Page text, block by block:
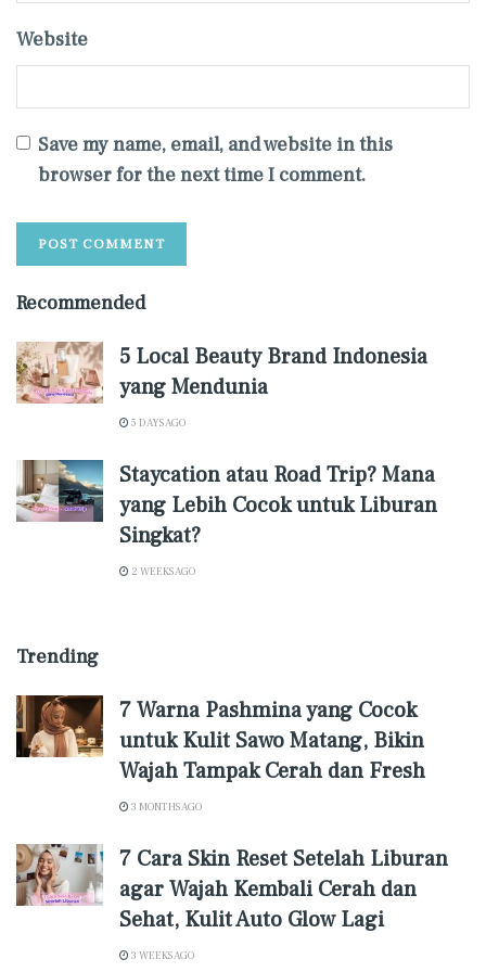
Website
Save my name, email, and website in this
browser for the next time I comment.
Recommended
5 Local Beauty Brand Indonesia
yang Mendunia
5 DAYS AGO
Staycation atau Road Trip? Mana
yang Lebih Cocok untuk Liburan
Singkat?
2 WEEKS AGO
Trending
7 Warna Pashmina yang Cocok
untuk Kulit Sawo Matang, Bikin
Wajah Tampak Cerah dan Fresh
3 MONTHS AGO
7 Cara Skin Reset Setelah Liburan
agar Wajah Kembali Cerah dan
Sehat, Kulit Auto Glow Lagi
3 WEEKS AGO